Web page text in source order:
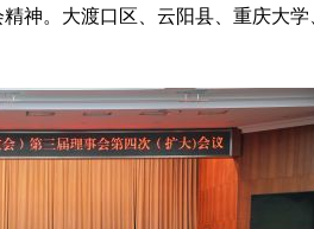
。大渡口区、云阳县、重庆大学